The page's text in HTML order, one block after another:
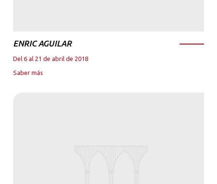
ENRIC AGUILAR
Del 6 al 21 de abril de 2018
Saber más